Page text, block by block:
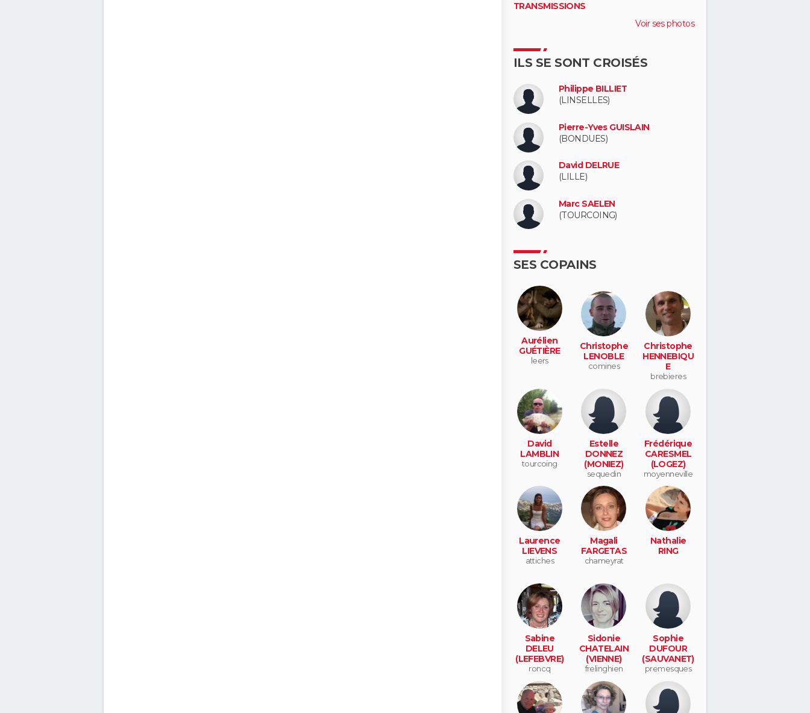
TRANSMISSIONS
Voir ses photos
ILS SE SONT CROISÉS
Philippe BILLIET
(LINSELLES)
Pierre-Yves GUISLAIN
(BONDUES)
David DELRUE
(LILLE)
Marc SAELEN
(TOURCOING)
SES COPAINS
Aurélien
GUÉTIÈRE
leers
Christophe
LENOBLE
comines
Christophe
HENNEBIQU
E
brebieres
David
LAMBLIN
tourcoing
Estelle
DONNEZ
(MONIEZ)
sequedin
Frédérique
CARESMEL
(LOGEZ)
moyenneville
Laurence
LIEVENS
attiches
Magali
FARGETAS
chameyrat
Nathalie
RING
Sabine
DELEU
(LEFEBVRE)
roncq
Sidonie
CHATELAIN
(VIENNE)
frelinghien
Sophie
DUFOUR
(SAUVANET)
premesques